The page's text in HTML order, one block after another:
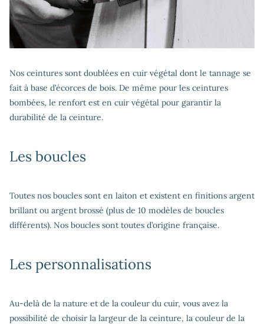
Nos ceintures sont doublées en cuir végétal dont le tannage se
fait à base d’écorces de bois. De même pour les ceintures
bombées, le renfort est en cuir végétal pour garantir la
durabilité de la ceinture.
Les boucles
Toutes nos boucles sont en laiton et existent en finitions argent
brillant ou argent brossé (plus de 10 modèles de boucles
différents). Nos boucles sont toutes d’origine française.
Les personnalisations
Au-delà de la nature et de la couleur du cuir, vous avez la
possibilité de choisir la largeur de la ceinture, la couleur de la